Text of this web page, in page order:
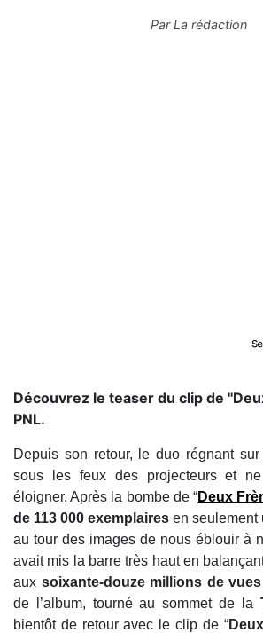
ParLa rédaction
Découvrez le teaser du clip de
PNL.
Depuis son retour, le duo régnant
sous les feux des projecteurs et
éloigner. Après la bombe de “Deux
de 113 000 exemplaires en seulement
au tour des images de nous éblouir à
avait mis la barre très haut en
aux soixante-douze millions de vues
de l’album, tourné au sommet de la
bientôt de retour avec le clip de “